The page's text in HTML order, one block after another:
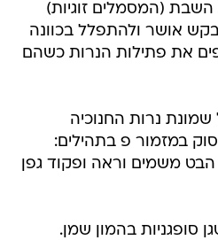
השבת (המסמלים זוגיות)
אושר ולהתפלל בכוונה
את פתילות הנרות כשהם
שמונת נרות החנוכיה
במזמור פ בתהילים:
משמים וראה ופקוד גפן
סופגניות בהמון שמן.